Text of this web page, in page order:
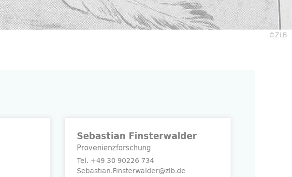
©ZLB
Sebastian Finsterwalder
Provenienzforschung
Tel. +49 30 90226 734
Sebastian.Finsterwalder@zlb.de